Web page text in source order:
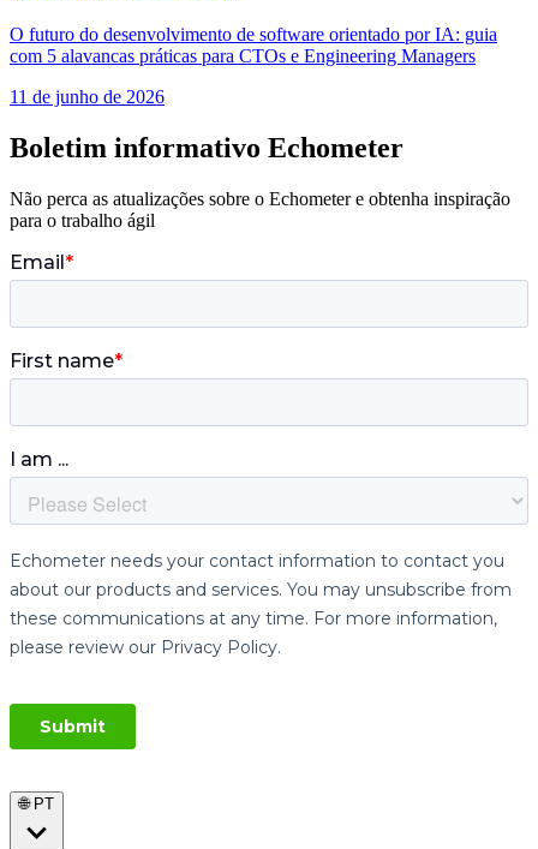
O futuro do desenvolvimento de software orientado por IA: guia
com 5 alavancas práticas para CTOs e Engineering Managers
11 de junho de 2026
Boletim informativo Echometer
Não perca as atualizações sobre o Echometer e obtenha inspiração
para o trabalho ágil
🌐 PT